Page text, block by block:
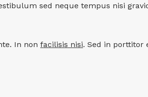
sed neque tempus nisi
In non facilisis nisi. Sed in porttitor